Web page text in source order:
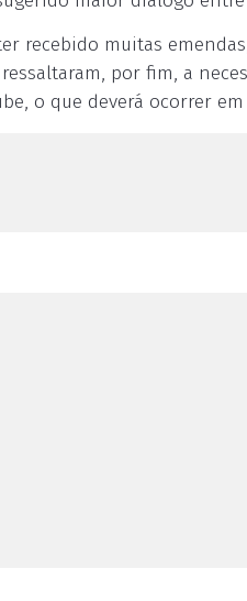
recebido muitas
por fim, a
o que deverá ocorrer